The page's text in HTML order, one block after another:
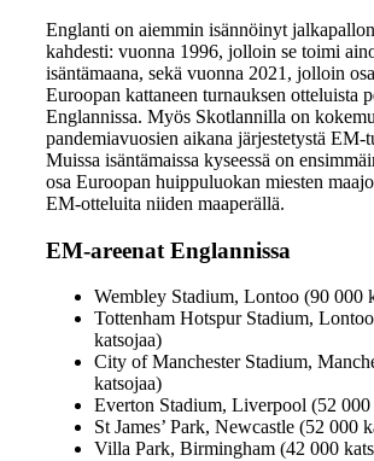
Englanti on aiemmin isännöinyt
kahdesti: vuonna 1996, jolloin se toimi
isäntämaana, sekä vuonna 2021, jolloin
Euroopan kattaneen turnauksen otteluista
Englannissa. Myös Skotlannilla on
pandemiavuosien aikana järjestetystä EM-
Muissa isäntämaissa kyseessä on
osa Euroopan huippuluokan miesten
EM-otteluita niiden maaperällä.
EM-areenat Englannissa
Wembley Stadium, Lontoo (90 000
Tottenham Hotspur Stadium,
katsojaa)
City of Manchester Stadium,
katsojaa)
Everton Stadium, Liverpool (52 000
St James’ Park, Newcastle (52 000
Villa Park, Birmingham (42 000